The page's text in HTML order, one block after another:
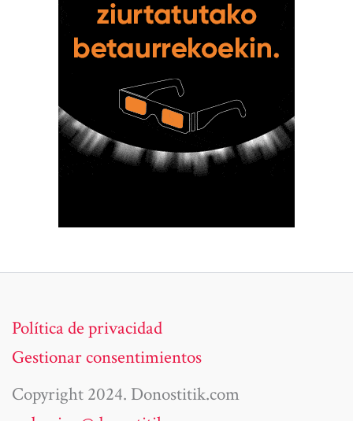
Política de privacidad
Gestionar consentimientos
Copyright 2024. Donostitik.com